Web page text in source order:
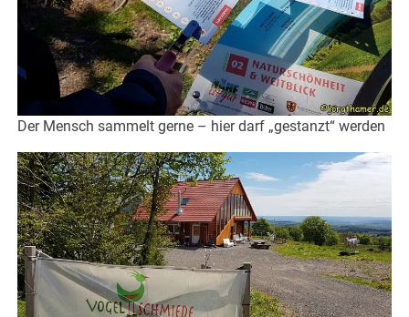
Der Mensch sammelt gerne – hier darf „gestanzt“ werden